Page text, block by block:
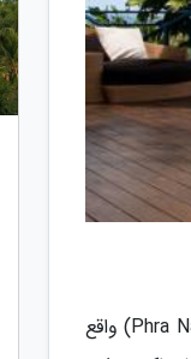
این هتل در راس پارک ملی آبی کرابی (Krabi National Marine Park) در گوشه ای از شبه جزیره فرا نانگ (Phra Nang) واقع